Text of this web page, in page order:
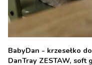
BabyDan - krzesełko
DanTray ZESTAW, soft